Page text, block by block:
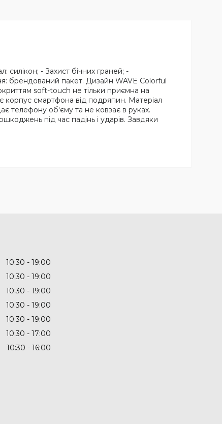
- Захист бічних граней; -
брендований пакет. Дизайн WAVE Colorful
soft-touch не тільки приємна на
корпус смартфона від подряпин. Матеріал
телефону об'єму та не ковзає в руках.
під час падінь і ударів. Завдяки
10:30
19:00
10:30
19:00
10:30
19:00
10:30
19:00
10:30
19:00
10:30
17:00
10:30 16:00